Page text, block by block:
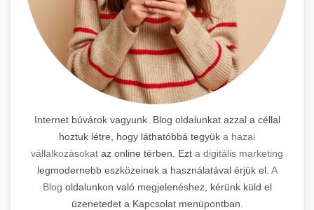
Internet búvárok vagyunk. Blog oldalunkat azzal a céllal
hoztuk létre, hogy láthatóbbá tegyük a hazai
vállalkozásokat az online térben. Ezt a digitális marketing
legmodernebb eszközeinek a használatával érjük el. A
Blog oldalunkon való megjelenéshez, kérünk küld el
üzenetedet a Kapcsolat menüpontban.